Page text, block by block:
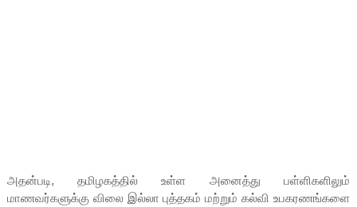
அதன்படி, தமிழகத்தில் உள்ள அனைத்து பள்ளிகளிலும்
மாணவர்களுக்கு விலை இல்லா புத்தகம் மற்றும் கல்வி உபகரணங்களை